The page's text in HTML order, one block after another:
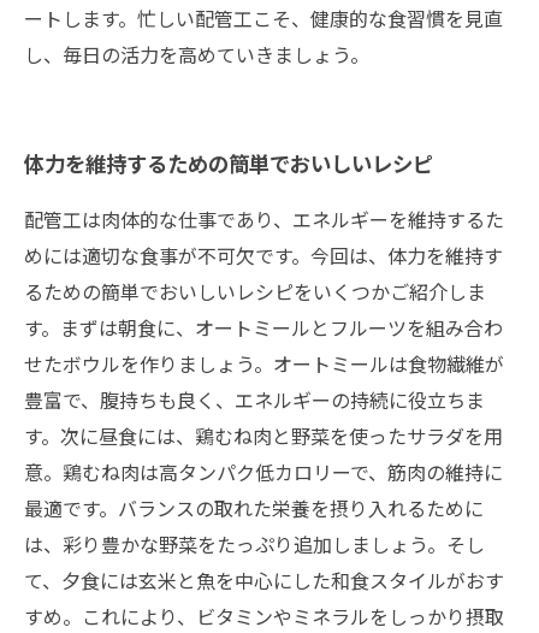
ートします。忙しい配管工こそ、健康的な食習慣を見直
し、毎日の活力を高めていきましょう。
体力を維持するための簡単でおいしいレシピ
配管工は肉体的な仕事であり、エネルギーを維持するた
めには適切な食事が不可欠です。今回は、体力を維持す
るための簡単でおいしいレシピをいくつかご紹介しま
す。まずは朝食に、オートミールとフルーツを組み合わ
せたボウルを作りましょう。オートミールは食物繊維が
豊富で、腹持ちも良く、エネルギーの持続に役立ちま
す。次に昼食には、鶏むね肉と野菜を使ったサラダを用
意。鶏むね肉は高タンパク低カロリーで、筋肉の維持に
最適です。バランスの取れた栄養を摂り入れるために
は、彩り豊かな野菜をたっぷり追加しましょう。そし
て、夕食には玄米と魚を中心にした和食スタイルがおす
すめ。これにより、ビタミンやミネラルをしっかり摂取